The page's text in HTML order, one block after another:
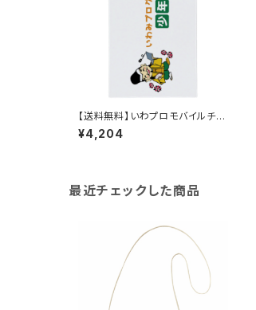
【送料無料】いわプロモバイルチャ
ージャー(5000mAh)
¥4,204
最近チェックした商品